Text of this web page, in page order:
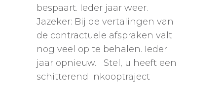
bespaart. Ieder jaar weer.
Jazeker: Bij de vertalingen van
de contractuele afspraken valt
nog veel op te behalen. Ieder
jaar opnieuw. Stel, u heeft een
schitterend inkooptraject